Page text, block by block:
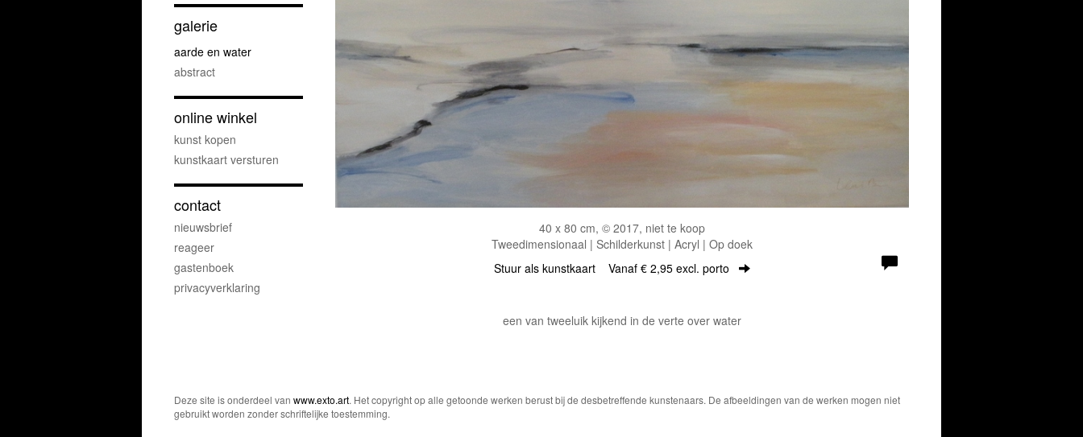
40 x 80 cm, © 2017, niet te koop
Tweedimensionaal | Schilderkunst | Acryl | Op doek
Stuur als kunstkaart Vanaf € 2,95 excl. porto
een van tweeluik kijkend in de verte over water
galerie
aarde en water
abstract
online winkel
kunst kopen
kunstkaart versturen
contact
nieuwsbrief
reageer
gastenboek
privacyverklaring
Deze site is onderdeel van www.exto.art. Het copyright op alle getoonde werken berust bij de desbetreffende kunstenaars. De afbeeldingen van de werken mogen niet
gebruikt worden zonder schriftelijke toestemming.